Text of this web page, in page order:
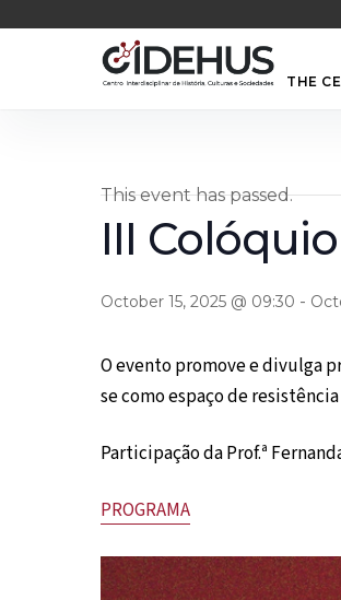
THE
This event has passed.
III
October 15, 2025 @ 09:30 -
O evento promove e divulga
se como espaço de
Participação da Prof.ª
PROGRAMA